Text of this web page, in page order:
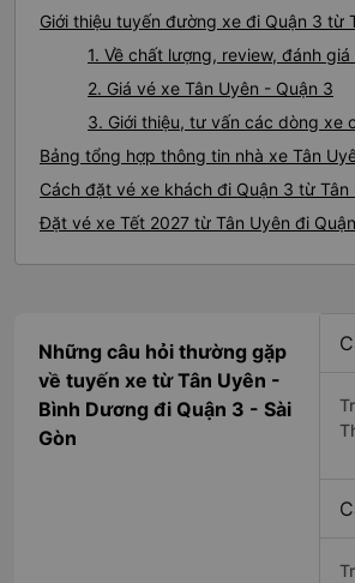
Giới thiệu tuyến đường xe đi Quận 3 từ
1. Về chất lượng, review, đánh
2. Giá vé xe Tân Uyên - Quận 3
3. Giới thiệu, tư vấn các dòng xe
Bảng tổng hợp thông tin nhà xe Tân
Cách đặt vé xe khách đi Quận 3 từ
Đặt vé xe Tết 2027 từ Tân Uyên đi
Những câu hỏi thường gặp
về tuyến xe từ Tân Uyên -
Bình Dương đi Quận 3 - Sài
Gòn